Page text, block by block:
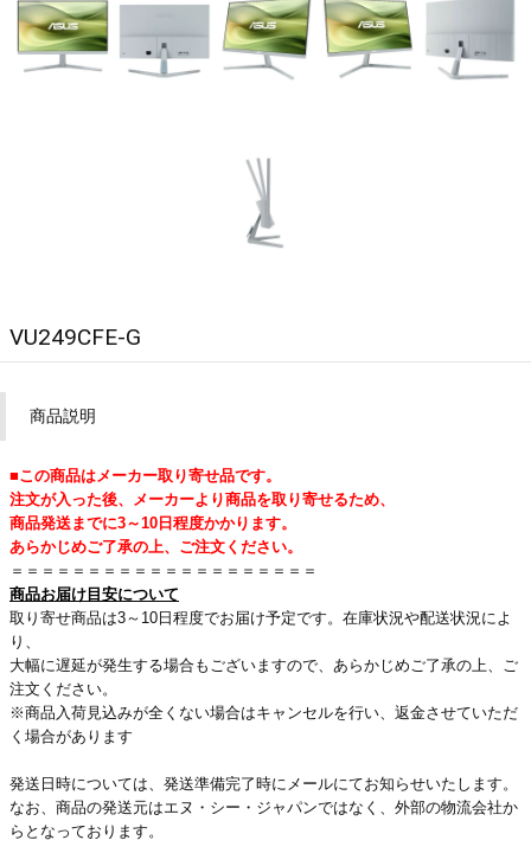
VU249CFE-G
商品説明
■この商品はメーカー取り寄せ品です。
注文が入った後、メーカーより商品を取り寄せるため、
商品発送までに3～10日程度かかります。
あらかじめご了承の上、ご注文ください。
＝＝＝＝＝＝＝＝＝＝ ＝＝＝＝＝＝＝＝＝＝
商品お届け目安について
取り寄せ商品は3～10日程度でお届け予定です。在庫状況や配送状況によ
り、
大幅に遅延が発生する場合もございますので、あらかじめご了承の上、ご
注文ください。
※商品入荷見込みが全くない場合はキャンセルを行い、返金させていただ
く場合があります
発送日時については、発送準備完了時にメールにてお知らせいたします。
なお、商品の発送元はエヌ・シー・ジャパンではなく、外部の物流会社か
らとなっております。